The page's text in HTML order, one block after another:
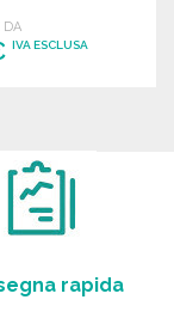
DA
IVA ESCLUSA
rapida